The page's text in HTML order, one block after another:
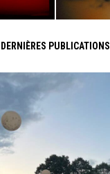
DERNIÈRES PUBLICATIONS